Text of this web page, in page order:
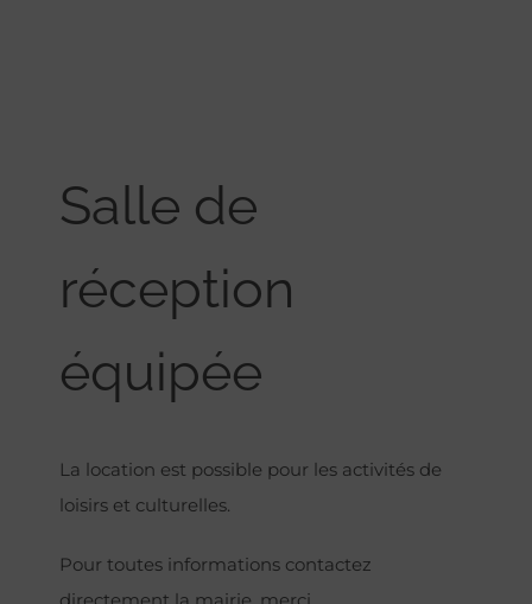
Salle de
réception
équipée
La location est possible pour les activités de
loisirs et culturelles.
Pour toutes informations contactez